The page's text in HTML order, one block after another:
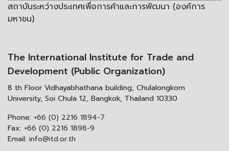
สถาบันระหว่างประเทศเพื่อการค้าและการพัฒนา (องค์การ
มหาชน)
The International Institute for Trade and
Development (Public Organization)
8 th Floor Vidhayabhathana building, Chulalongkorn
University, Soi Chula 12, Bangkok, Thailand 10330
Phone: +66 (0) 2216 1894-7
Fax: +66 (0) 2216 1898-9
Email: info@itd.or.th